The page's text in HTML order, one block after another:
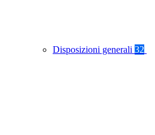
Disposizioni generali 32